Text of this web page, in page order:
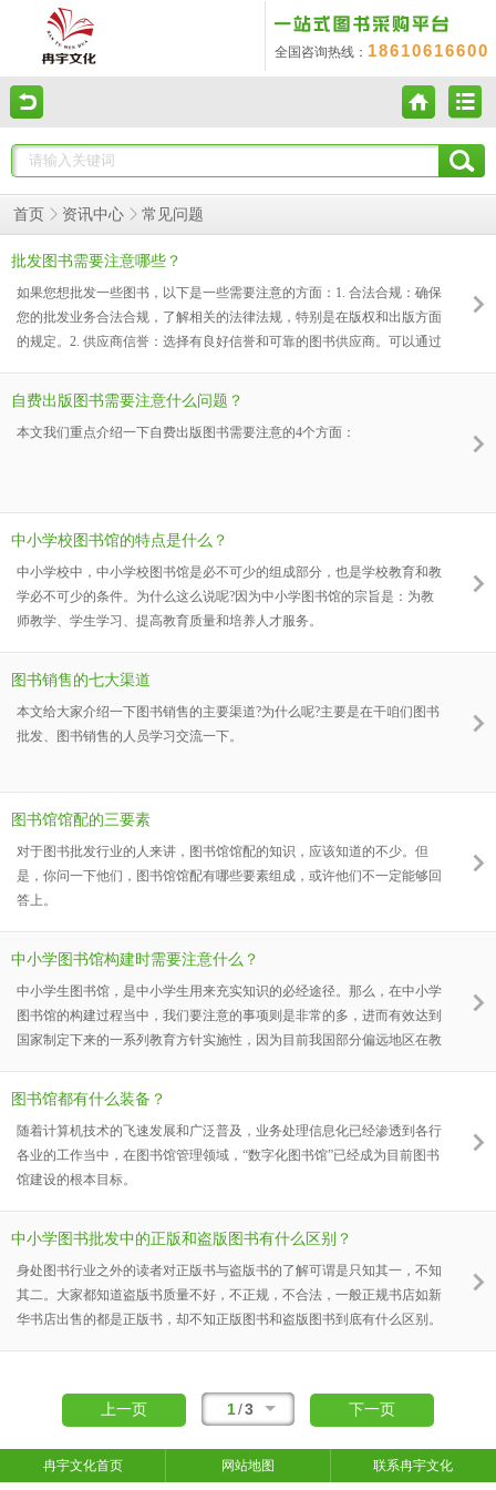
全国咨询热线： 18610616600
首页 资讯中心 常见问题
批发图书需要注意哪些？
如果您想批发一些图书，以下是一些需要注意的方面：1. 合法合规：确保
您的批发业务合法合规，了解相关的法律法规，特别是在版权和出版方面
的规定。2. 供应商信誉：选择有良好信誉和可靠的图书供应商。可以通过
检查图书的质量，包括纸张、印刷、装订等，确保没有破损、缺页或印刷
盗版或侵权图书。5. 品类和热门度：根据市场需求和目标客户群体，选择
自费出版图书需要注意什么问题？
本文我们重点介绍一下自费出版图书需要注意的4个方面：
中小学校图书馆的特点是什么？
中小学校中，中小学校图书馆是必不可少的组成部分，也是学校教育和教
学必不可少的条件。为什么这么说呢?因为中小学图书馆的宗旨是：为教
师教学、学生学习、提高教育质量和培养人才服务。
图书销售的七大渠道
本文给大家介绍一下图书销售的主要渠道?为什么呢?主要是在干咱们图书
批发、图书销售的人员学习交流一下。
图书馆馆配的三要素
对于图书批发行业的人来讲，图书馆馆配的知识，应该知道的不少。但
是，你问一下他们，图书馆馆配有哪些要素组成，或许他们不一定能够回
答上。
中小学图书馆构建时需要注意什么？
中小学生图书馆，是中小学生用来充实知识的必经途径。那么，在中小学
图书馆的构建过程当中，我们要注意的事项则是非常的多，进而有效达到
国家制定下来的一系列教育方针实施性，因为目前我国部分偏远地区在教
小学图书馆的良好构建则就是如此，进而间接式的为不同地区的学习人员
图书馆都有什么装备？
随着计算机技术的飞速发展和广泛普及，业务处理信息化已经渗透到各行
各业的工作当中，在图书馆管理领域，“数字化图书馆”已经成为目前图书
馆建设的根本目标。
中小学图书批发中的正版和盗版图书有什么区别？
身处图书行业之外的读者对正版书与盗版书的了解可谓是只知其一，不知
其二。大家都知道盗版书质量不好，不正规，不合法，一般正规书店如新
华书店出售的都是正版书，却不知正版图书和盗版图书到底有什么区别。
上一页 1/3 下一页
冉宇文化首页 网站地图 联系冉宇文化